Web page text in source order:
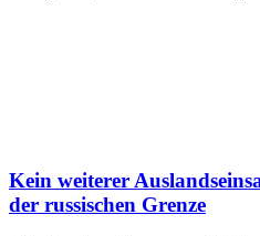
Kein weiterer
der russischen Grenze